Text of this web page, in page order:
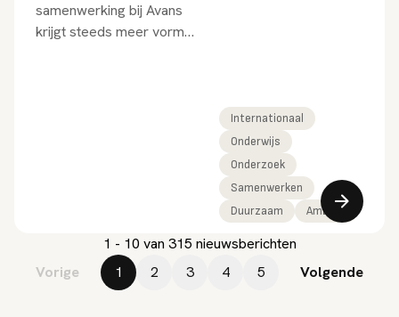
Internationaal
Onderwijs
Onderzoek
Samenwerken
Duurzaam
Ambitie
samenwerking bij Avans
krijgt steeds meer vorm –
1 - 10 van 315 nieuwsberichten
Vorige
1 2 3 4 5 Volgende